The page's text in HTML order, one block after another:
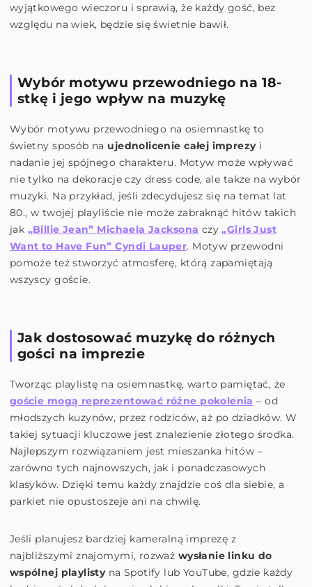
wyjątkowego wieczoru i sprawią, że każdy gość, bez
względu na wiek, będzie się świetnie bawił.
Wybór motywu przewodniego na 18-
stkę i jego wpływ na muzykę
Wybór motywu przewodniego na osiemnastkę to
świetny sposób na ujednolicenie całej imprezyi
nadanie jej spójnego charakteru. Motyw może wpływać
nie tylko na dekoracje czy dress code, ale także na wybór
muzyki. Na przykład, jeśli zdecydujesz się na temat lat
80., w twojej playliście nie może zabraknąć hitów takich
jak „Billie Jean” Michaela Jacksona czy„Girls Just
Want to Have Fun” Cyndi Lauper. Motyw przewodni
pomoże też stworzyć atmosferę, którą zapamiętają
wszyscy goście.
Jak dostosować muzykę do różnych
gości na imprezie
Tworząc playlistę na osiemnastkę, warto pamiętać, że
goście mogą reprezentować różne pokolenia – od
młodszych kuzynów, przez rodziców, aż po dziadków. W
takiej sytuacji kluczowe jest znalezienie złotego środka.
Najlepszym rozwiązaniem jest mieszanka hitów –
zarówno tych najnowszych, jak i ponadczasowych
klasyków. Dzięki temu każdy znajdzie coś dla siebie, a
parkiet nie opustoszeje ani na chwilę.
Jeśli planujesz bardziej kameralną imprezę z
najbliższymi znajomymi, rozważ wysłanie linku do
wspólnej playlistyna Spotify lub YouTube, gdzie każdy